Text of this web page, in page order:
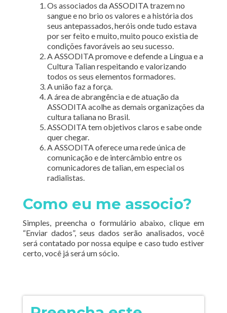
Os associados da ASSODITA trazem no
sangue e no brio os valores e a história dos
seus antepassados, heróis onde tudo estava
por ser feito e muito, muito pouco existia de
condições favoráveis ao seu sucesso.
A ASSODITA promove e defende a Língua e a
Cultura Talian respeitando e valorizando
todos os seus elementos formadores.
A união faz a força.
A área de abrangência e de atuação da
ASSODITA acolhe as demais organizações da
cultura taliana no Brasil.
ASSODITA tem objetivos claros e sabe onde
quer chegar.
A ASSODITA oferece uma rede única de
comunicação e de intercâmbio entre os
comunicadores de talian, em especial os
radialistas.
Como eu me associo?
Simples, preencha o formulário abaixo, clique em
“Enviar dados”, seus dados serão analisados, você
será contatado por nossa equipe e caso tudo estiver
certo, você já será um sócio.